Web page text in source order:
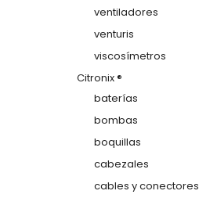
ventiladores
venturis
viscosímetros
Citronix ®
baterías
bombas
boquillas
cabezales
cables y conectores